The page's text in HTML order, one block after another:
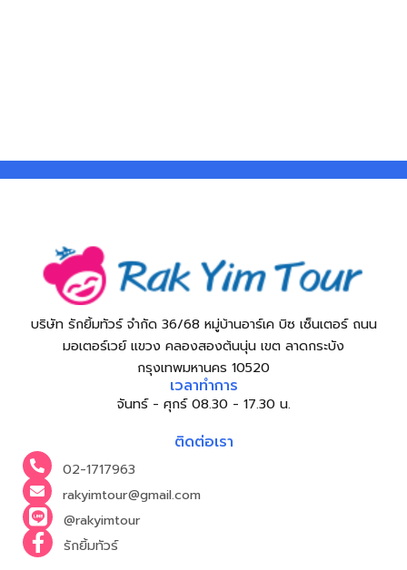
บริษัท รักยิ้มทัวร์ จำกัด 36/68 หมู่บ้านอาร์เค บิซ เซ็นเตอร์ ถนน
มอเตอร์เวย์ แขวง คลองสองต้นนุ่น เขต ลาดกระบัง
กรุงเทพมหานคร 10520
เวลาทำการ
จันทร์ - ศุกร์ 08.30 - 17.30 น.
ติดต่อเรา
02-1717963
rakyimtour@gmail.com
@rakyimtour
รักยิ้มทัวร์